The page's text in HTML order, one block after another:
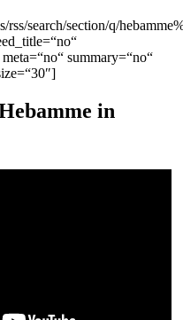
search/section/q/
summary=“no“
in